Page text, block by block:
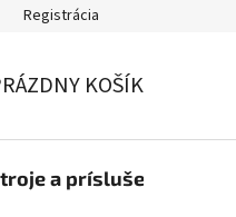
Registrácia
KOŠÍK
a príslušenstvo